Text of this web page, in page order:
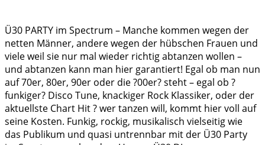
Ü30 PARTY im Spectrum – Manche kommen wegen der
netten Männer, andere wegen der hübschen Frauen und
viele weil sie nur mal wieder richtig abtanzen wollen –
und abtanzen kann man hier garantiert! Egal ob man nun
auf 70er, 80er, 90er oder die ?00er? steht – egal ob ?
funkiger? Disco Tune, knackiger Rock Klassiker, oder der
aktuellste Chart Hit ? wer tanzen will, kommt hier voll auf
seine Kosten. Funkig, rockig, musikalisch vielseitig wie
das Publikum und quasi untrennbar mit der Ü30 Party